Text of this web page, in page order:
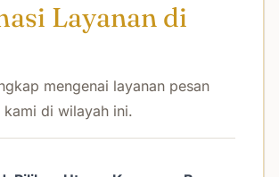
Layanan di
mengenai layanan pesan
di wilayah ini.